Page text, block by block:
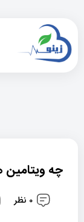
چه ویتامین
0 نظر